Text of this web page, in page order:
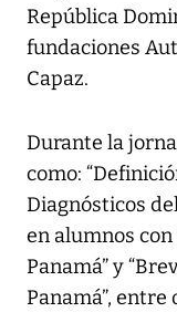
República
fundaciones
Capaz.
Durante la
como:
Diagnósticos
en alumnos con
Panamá” y
Panamá”, entre